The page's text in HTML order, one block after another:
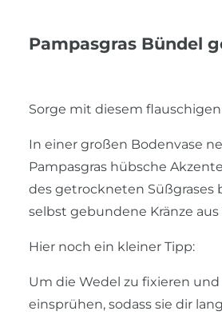
Pampasgras Bündel
Sorge mit diesem
In einer großen Bodenvase
Pampasgras hübsche
des getrockneten Süßgrases
selbst gebundene Kränze
Hier noch ein kleiner Tipp:
Um die Wedel zu fixieren
einsprühen, sodass sie dir